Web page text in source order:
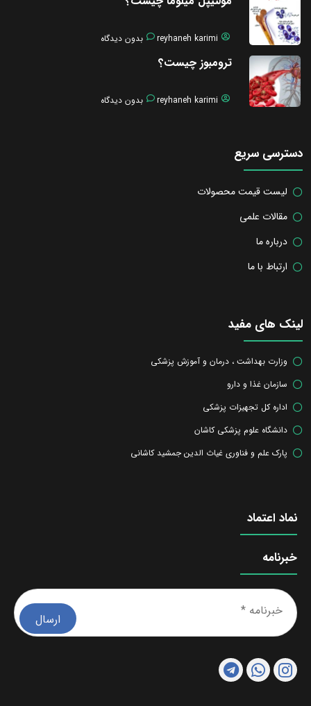
reyhaneh karimi بدون دیدگاه
ترومبوز چیست؟
reyhaneh karimi بدون دیدگاه
دسترسی سریع
لیست قیمت محصولات
مقالات علمی
درباره ما
ارتباط با ما
لینک های مفید
وزارت بهداشت ، درمان و آموزش پزشکی
سازمان غذا و دارو
اداره کل تجهیزات پزشکی
دانشگاه علوم پزشکی کاشان
پارک علم و فناوری غیاث الدین جمشید کاشانی
نماد اعتماد
خبرنامه
*